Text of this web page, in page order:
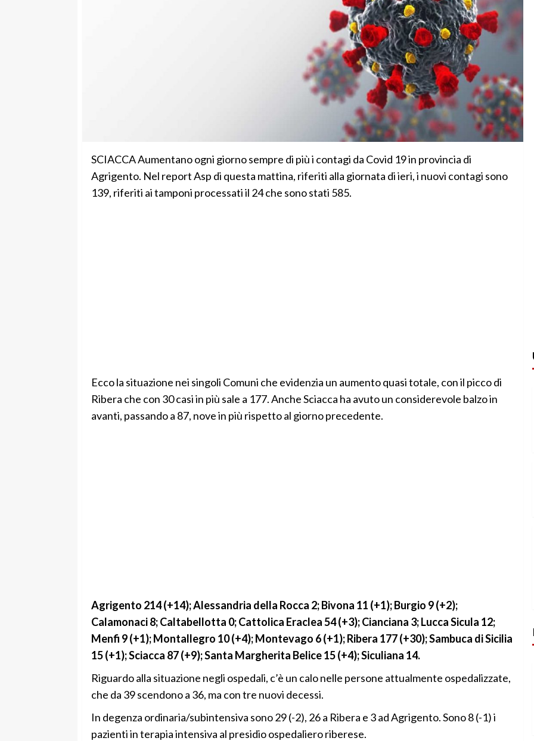
SCIACCA Aumentano ogni giorno sempre di più i contagi da Covid 19 in provincia di
Agrigento. Nel report Asp di questa mattina, riferiti alla giornata di ieri, i nuovi contagi sono
139, riferiti ai tamponi processati il 24 che sono stati 585.
Ecco la situazione nei singoli Comuni che evidenzia un aumento quasi totale, con il picco di
Ribera che con 30 casi in più sale a 177. Anche Sciacca ha avuto un considerevole balzo in
avanti, passando a 87, nove in più rispetto al giorno precedente.
Agrigento 214 (+14); Alessandria della Rocca 2; Bivona 11 (+1); Burgio 9 (+2);
Calamonaci 8; Caltabellotta 0; Cattolica Eraclea 54 (+3); Cianciana 3; Lucca Sicula 12;
Menfi 9 (+1); Montallegro 10 (+4); Montevago 6 (+1); Ribera 177 (+30); Sambuca di Sicilia
15 (+1); Sciacca 87 (+9); Santa Margherita Belice 15 (+4); Siculiana 14.
Riguardo alla situazione negli ospedali, c’è un calo nelle persone attualmente ospedalizzate,
che da 39 scendono a 36, ma con tre nuovi decessi.
In degenza ordinaria/subintensiva sono 29 (-2), 26 a Ribera e 3 ad Agrigento. Sono 8 (-1) i
pazienti in terapia intensiva al presidio ospedaliero riberese.